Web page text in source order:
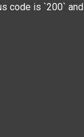
code is `200` and